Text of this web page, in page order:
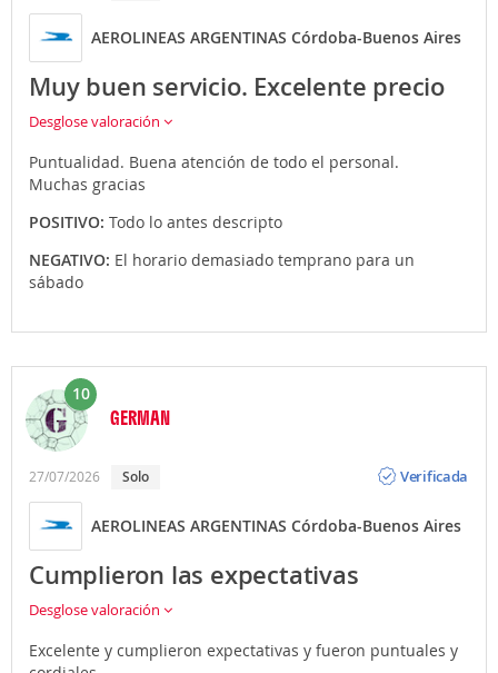
AEROLINEAS ARGENTINAS Córdoba-Buenos Aires
Muy buen servicio. Excelente precio
Desglose valoración
Puntualidad. Buena atención de todo el personal.
Muchas gracias
POSITIVO: Todo lo antes descripto
NEGATIVO: El horario demasiado temprano para un
sábado
10
GERMAN
27/07/2026 Solo
Verificada
AEROLINEAS ARGENTINAS Córdoba-Buenos Aires
Cumplieron las expectativas
Desglose valoración
Excelente y cumplieron expectativas y fueron puntuales y